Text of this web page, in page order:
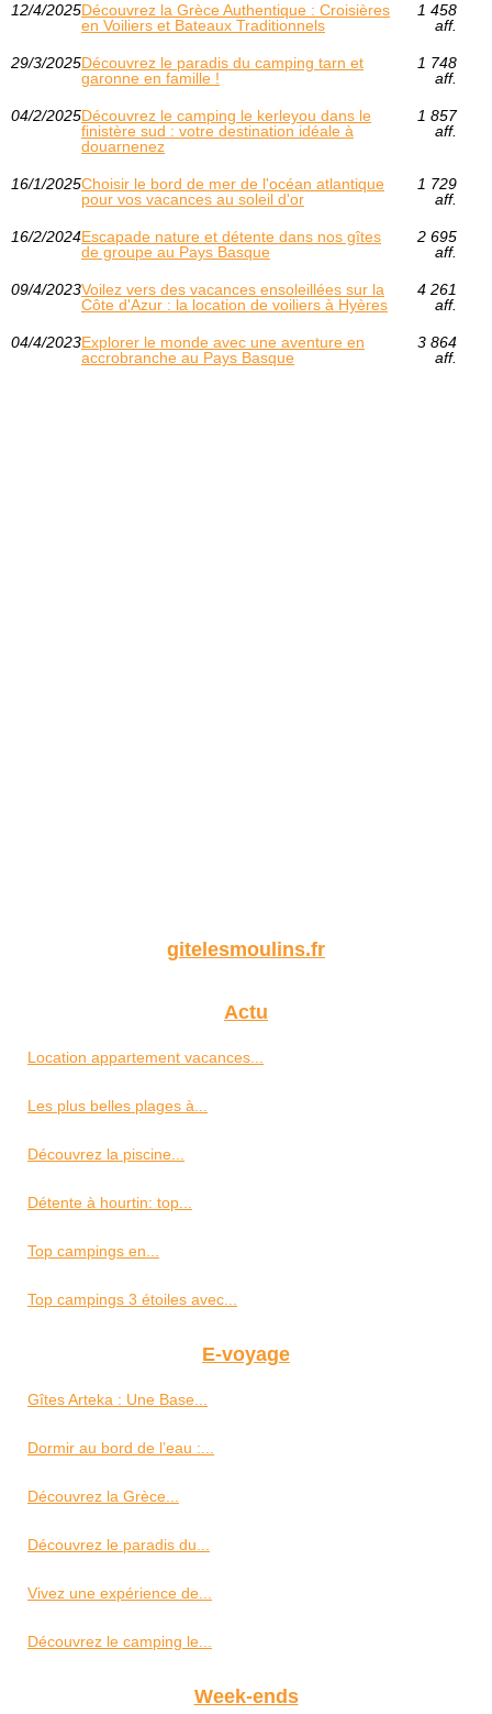
12/4/2025Découvrez la Grèce Authentique : Croisières
en Voiliers et Bateaux Traditionnels
1 458
aff.
29/3/2025Découvrez le paradis du camping tarn et
garonne en famille !
1 748
aff.
04/2/2025Découvrez le camping le kerleyou dans le
finistère sud : votre destination idéale à
douarnenez
1 857
aff.
16/1/2025Choisir le bord de mer de l'océan atlantique
pour vos vacances au soleil d'or
1 729
aff.
16/2/2024Escapade nature et détente dans nos gîtes
de groupe au Pays Basque
2 695
aff.
09/4/2023Voilez vers des vacances ensoleillées sur la
Côte d'Azur : la location de voiliers à Hyères
4 261
aff.
04/4/2023Explorer le monde avec une aventure en
accrobranche au Pays Basque
3 864
aff.
gitelesmoulins.fr
Actu
Location appartement vacances...
Les plus belles plages à...
Découvrez la piscine...
Détente à hourtin: top...
Top campings en...
Top campings 3 étoiles avec...
E-voyage
Gîtes Arteka : Une Base...
Dormir au bord de l’eau :...
Découvrez la Grèce...
Découvrez le paradis du...
Vivez une expérience de...
Découvrez le camping le...
Week-ends